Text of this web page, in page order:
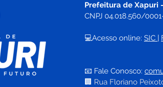
Prefeitura de Xapuri
CNPJ 04.018.560/
💻Acesso online: SIC |
📧 Fale Conosco:
🏢 Rua Floriano